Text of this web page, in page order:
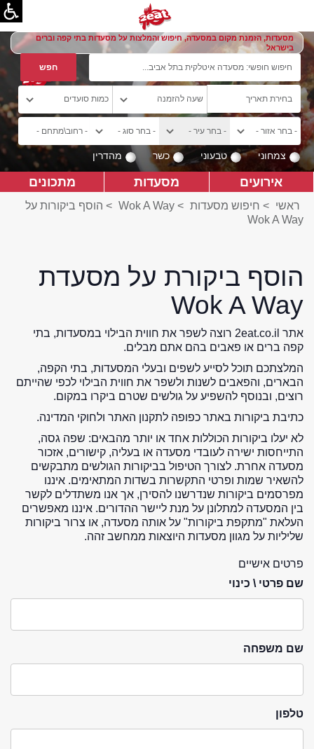
מסעדות, הזמנת מקום במסעדה, חיפוש והמלצות על מסעדות בתי קפה וברים
בישראל
צמחוני טבעוני כשר מהדרין
אירועים מסעדות מתכונים
ראשי > חיפוש מסעדות >
Wok A Way
> הוסף ביקורות על
Wok A Way
הוסף ביקורת על מסעדת
Wok A Way
אתר 2eat.co.il רוצה לשפר את חווית הבילוי במסעדות, בתי
קפה ברים או פאבים בהם אתם מבלים.
המלצתכם תוכל לסייע לשפים ובעלי המסעדות, בתי הקפה,
הבארים, והפאבים לשנות ולשפר את חווית הבילוי לכפי שהייתם
רוצים, ובנוסף להשפיע על גולשים שטרם ביקרו במקום.
כתיבת ביקורות באתר כפופה לתקנון האתר ולחוקי המדינה.
לא יעלו ביקורות הכוללות אחד או יותר מהבאים: שפה גסה,
התייחסות ישירה לעובדי מסעדה או בעליה, קישורים, אזכור
מסעדה אחרת. לצורך הטיפול בביקורות הגולשים מתבקשים
להשאיר שמות ופרטי התקשרות בשדות המתאימים. איננו
מפרסמים ביקורות שנדרשנו להסירן, אך אנו משתדלים לקשר
בין המסעדה למתלונן על מנת ליישר ההדורים. איננו מאפשרים
העלאת "מתקפת ביקורות" על אותה מסעדה, או צרור ביקורות
שליליות על מגוון מסעדות היוצאות ממחשב זהה.
פרטים אישיים
שם פרטי \ כינוי
שם משפחה
טלפון